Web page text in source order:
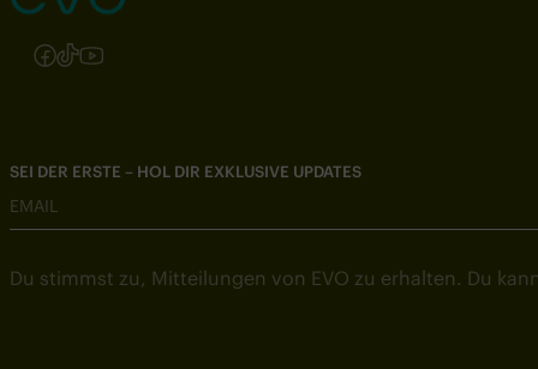
Folgen Sie uns auf Instagram
Folgen Sie uns auf Facebook
Folgen Sie uns auf TikTok
Folgen Sie uns auf YouTube
SEI DER ERSTE – HOL DIR EXKLUSIVE UPDATES
EMAIL
Du stimmst zu, Mitteilungen von EVO zu erhalten. Du